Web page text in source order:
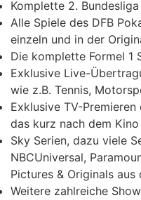
Komplette 2.
Alle Spiele des DFB
einzeln und in der
Die komplette Formel 1
Exklusive Live-
wie z.B. Tennis,
Exklusive TV-
das kurz nach dem Kino
Sky Serien, dazu viele
NBCUniversal,
Pictures & Originals
Weitere zahlreiche